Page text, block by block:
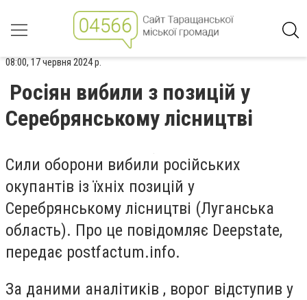
08:00, 17 червня 2024 р.
Росіян вибили з позицій у
Серебрянському лісництві
Сили оборони вибили російських
окупантів із їхніх позицій у
Серебрянському лісництві (Луганська
область). Про це повідомляє Deepstate,
передає postfactum.info.
За даними аналітиків , ворог відступив у